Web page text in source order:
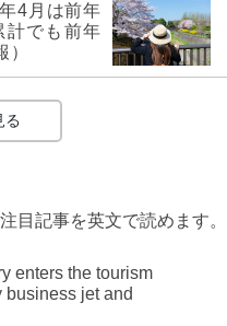
4月は前年
計でも前年
る
目記事を英文で読めます。
enters the tourism
business jet and